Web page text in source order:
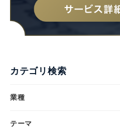
カテゴリ検索
業種
テーマ